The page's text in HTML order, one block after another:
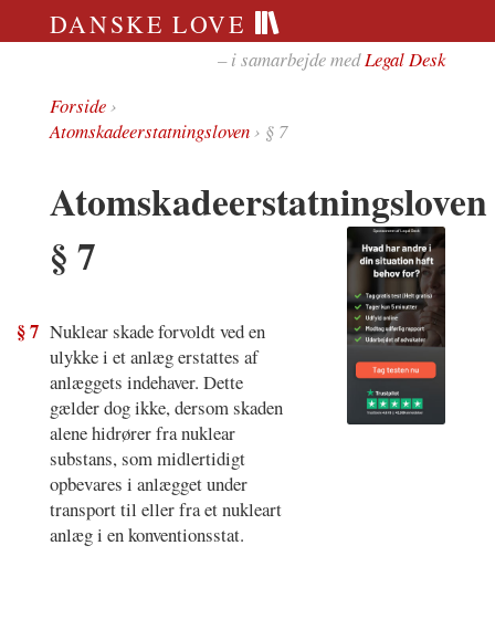
DANSKE LOVE
– i samarbejde medLegal Desk
Forside›
Atomskadeerstatningsloven› § 7
Atomskadeerstatningsloven
§ 7
§ 7 Nuklear skade forvoldt ved en
ulykke i et anlæg erstattes af
anlæggets indehaver. Dette
gælder dog ikke, dersom skaden
alene hidrører fra nuklear
substans, som midlertidigt
opbevares i anlægget under
transport til eller fra et nukleart
anlæg i en konventionsstat.